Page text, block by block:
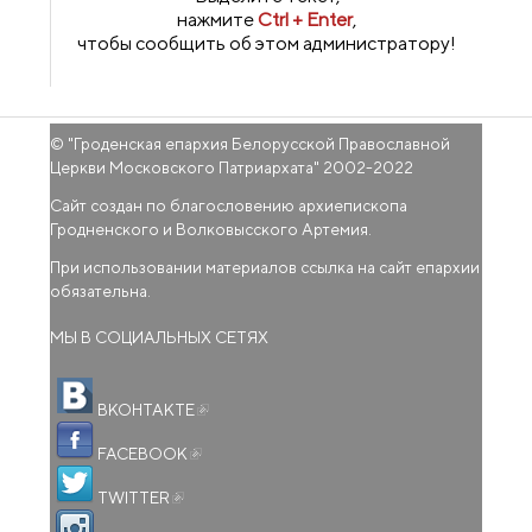
нажмитеCtrl + Enter,
чтобы сообщить об этом администратору!
© "Гроденская епархия Белорусской Православной
Церкви Московского Патриархата" 2002-2022
Сайт создан по благословению архиепископа
Гродненского и Волковысского Артемия.
При использовании материалов ссылка на сайт епархии
обязательна.
МЫ В СОЦИАЛЬНЫХ СЕТЯХ
ВКОНТАКТЕ
FACEBOOK
TWITTER